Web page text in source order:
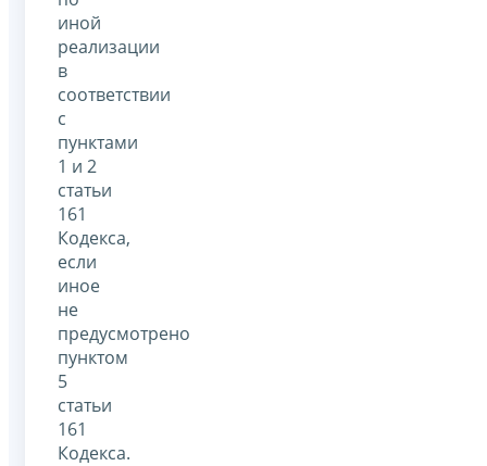
иной
реализации
в
соответствии
с
пунктами
1 и 2
статьи
161
Кодекса,
если
иное
не
предусмотрено
пунктом
5
статьи
161
Кодекса.